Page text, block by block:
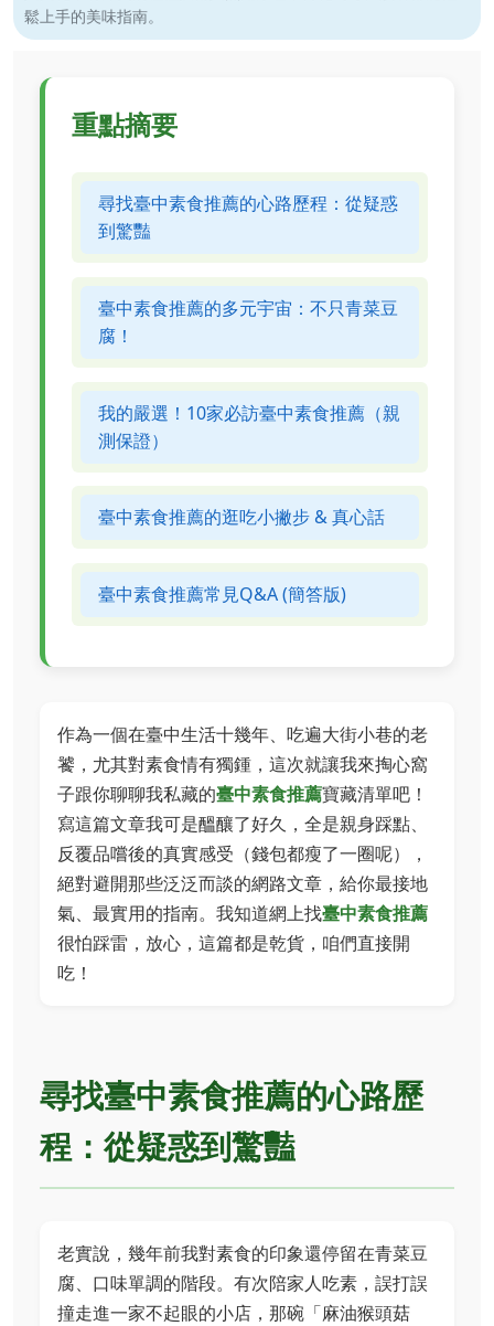
鬆上手的美味指南。
重點摘要
尋找臺中素食推薦的心路歷程：從疑惑
到驚豔
臺中素食推薦的多元宇宙：不只青菜豆
腐！
我的嚴選！10家必訪臺中素食推薦（親
測保證）
臺中素食推薦的逛吃小撇步 & 真心話
臺中素食推薦常見Q&A (簡答版)
作為一個在臺中生活十幾年、吃遍大街小巷的老
饕，尤其對素食情有獨鍾，這次就讓我來掏心窩
子跟你聊聊我私藏的臺中素食推薦寶藏清單吧！
寫這篇文章我可是醞釀了好久，全是親身踩點、
反覆品嚐後的真實感受（錢包都瘦了一圈呢），
絕對避開那些泛泛而談的網路文章，給你最接地
氣、最實用的指南。我知道網上找臺中素食推薦
很怕踩雷，放心，這篇都是乾貨，咱們直接開
吃！
尋找臺中素食推薦的心路歷
程：從疑惑到驚豔
老實說，幾年前我對素食的印象還停留在青菜豆
腐、口味單調的階段。有次陪家人吃素，誤打誤
撞走進一家不起眼的小店，那碗「麻油猴頭菇